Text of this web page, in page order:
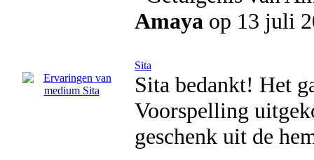
Amaya op 13 juli
Sita
Sita bedankt! Het
Voorspelling
geschenk uit de